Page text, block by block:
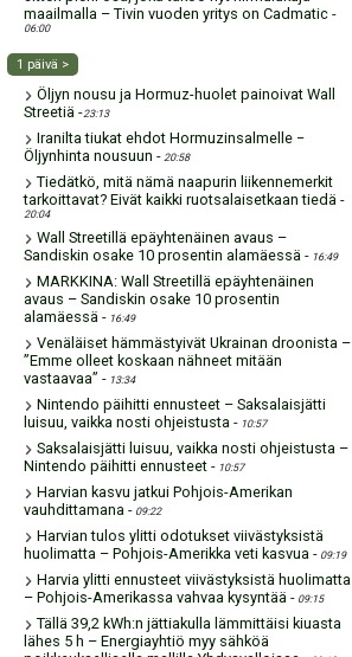
maailmalla – Tivin vuoden yritys on Cadmatic -
06:00
1 päivä >
Öljyn nousu ja Hormuz-huolet painoivat Wall
Streetiä -23:13
Iranilta tiukat ehdot Hormuzinsalmelle −
Öljynhinta nousuun - 20:58
Tiedätkö, mitä nämä naapurin liikennemerkit
tarkoittavat? Eivät kaikki ruotsalaisetkaan tiedä -
20:04
Wall Streetillä epäyhtenäinen avaus –
Sandiskin osake 10 prosentin alamäessä - 16:49
MARKKINA: Wall Streetillä epäyhtenäinen
avaus – Sandiskin osake 10 prosentin
alamäessä - 16:49
Venäläiset hämmästyivät Ukrainan droonista –
”Emme olleet koskaan nähneet mitään
vastaavaa” - 13:34
Nintendo päihitti ennusteet – Saksalaisjätti
luisuu, vaikka nosti ohjeistusta - 10:57
Saksalaisjätti luisuu, vaikka nosti ohjeistusta –
Nintendo päihitti ennusteet - 10:57
Harvian kasvu jatkui Pohjois-Amerikan
vauhdittamana - 09:22
Harvian tulos ylitti odotukset viivästyksistä
huolimatta – Pohjois-Amerikka veti kasvua - 09:19
Harvia ylitti ennusteet viivästyksistä huolimatta
– Pohjois-Amerikassa vahvaa kysyntää - 09:15
Tällä 39,2 kWh:n jättiakulla lämmittäisi kiuasta
lähes 5 h – Energiayhtiö myy sähköä